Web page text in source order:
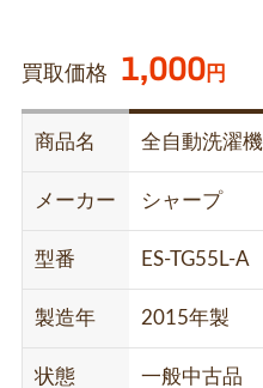
買取価格 1,000円
商品名 全自動洗濯機
メーカー シャープ
型番 ES-TG55L-A
製造年 2015年製
状態 一般中古品